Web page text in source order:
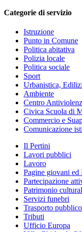
Categorie di servizio
Istruzione
Punto in Comune
Politica abitativa
Polizia locale
Politica sociale
Sport
Urbanistica,
Ambiente
Centro
Civica Scuola di
Commercio e
Comunicazione
Il Pertini
Lavori pubblici
Lavoro
Pagine giovani ed
Partecipazione
Patrimonio
Servizi funebri
Trasporto pubblico
Tributi
Ufficio Europa